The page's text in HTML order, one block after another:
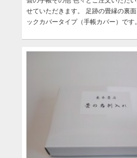
せていただきます。 足跡の畳縁の裏
ックカバータイプ（手帳カバー）です。